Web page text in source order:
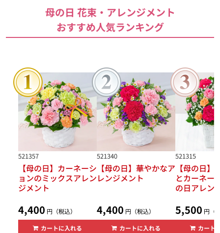
母の日 花束・アレンジメント
おすすめ人気ランキング
521357
【母の日】カーネーシ
ョンのミックスアレン
ジメント
4,400 円（税込）
カートに入れる
521340
【母の日】華やかなア
レンジメント
4,400 円（税込）
カートに入れる
521315
【母の日】
とカーネー
の日アレン
5,500 円（
カート